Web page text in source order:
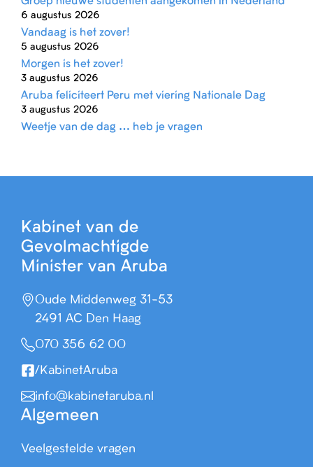
6 augustus 2026
Vandaag is het zover!
5 augustus 2026
Morgen is het zover!
3 augustus 2026
Aruba feliciteert Peru met viering Nationale Dag
3 augustus 2026
Weetje van de dag … heb je vragen
Kabinet van de
Gevolmachtigde
Minister van Aruba
Oude Middenweg 31-53
2491 AC Den Haag
070 356 62 00
/KabinetAruba
info@kabinetaruba.nl
Algemeen
Veelgestelde vragen